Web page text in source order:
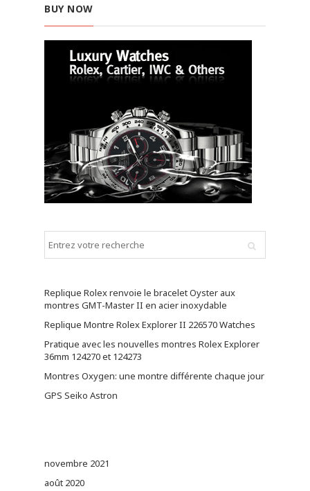
BUY NOW
Replique Rolex renvoie le bracelet Oyster aux
montres GMT-Master II en acier inoxydable
Replique Montre Rolex Explorer II 226570 Watches
Pratique avec les nouvelles montres Rolex Explorer
36mm 124270 et 124273
Montres Oxygen: une montre différente chaque jour
GPS Seiko Astron
novembre 2021
août 2020